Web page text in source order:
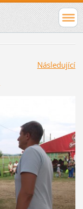
Následující